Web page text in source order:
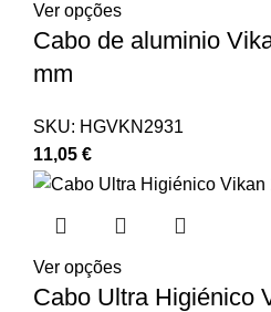
Ver opções
Cabo de aluminio
mm
SKU: HGVKN2931
11,05 €
Ver opções
Cabo Ultra Higiénico